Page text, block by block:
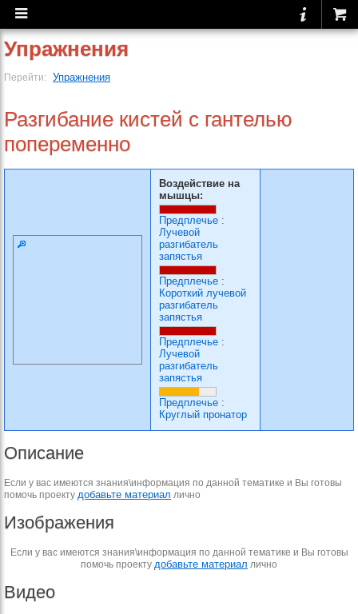
Упражнения
Перейти: Упражнения
Разгибание кистей с гантелью
попеременно
Воздействие на
мышцы:
Предплечье :
Лучевой
разгибатель
запястья
Предплечье :
Короткий лучевой
разгибатель
запястья
Предплечье :
Лучевой
разгибатель
запястья
Предплечье :
Круглый пронатор
Описание
Если у вас имеются знания\информация по данной тематике и Вы готовы
помочь проекту добавьте материал лично
Изображения
Если у вас имеются знания\информация по данной тематике и Вы готовы
помочь проекту добавьте материал лично
Видео